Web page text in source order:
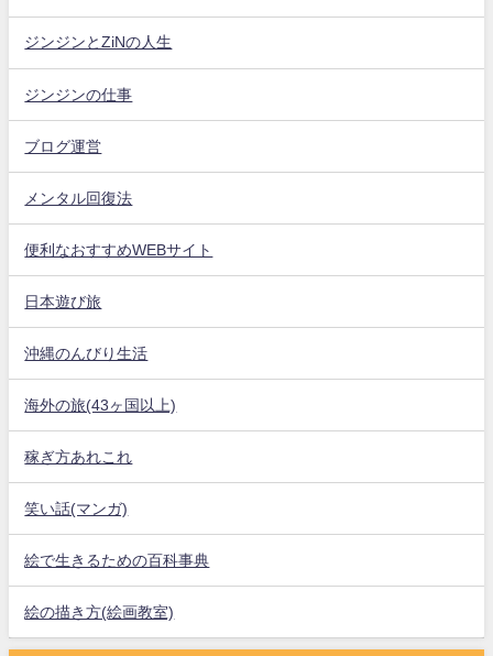
ジンジンとZiNの人生
ジンジンの仕事
ブログ運営
メンタル回復法
便利なおすすめWEBサイト
日本遊び旅
沖縄のんびり生活
海外の旅(43ヶ国以上)
稼ぎ方あれこれ
笑い話(マンガ)
絵で生きるための百科事典
絵の描き方(絵画教室)